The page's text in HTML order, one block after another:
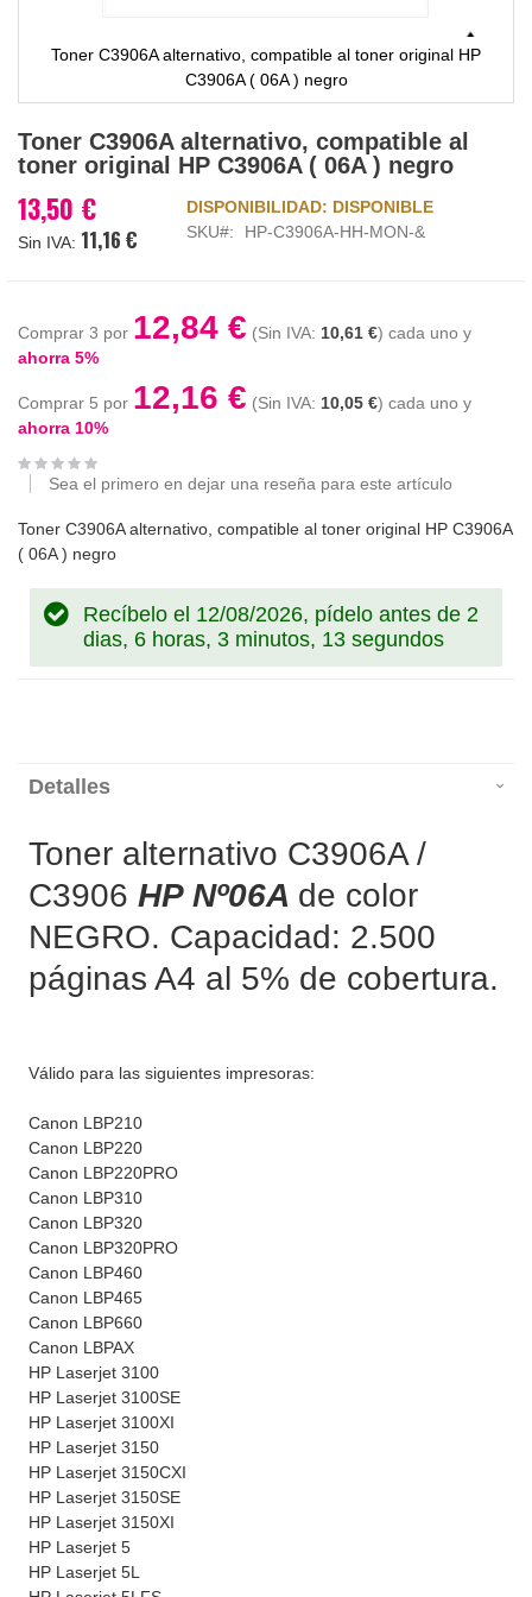
Toner C3906A alternativo, compatible al toner original HP
C3906A ( 06A ) negro
al
comienzo
la
galería
Toner C3906A alternativo, compatible al
toner original HP C3906A ( 06A ) negro
13,50 €
11,16 €
DISPONIBILIDAD: DISPONIBLE
SKU
HP-C3906A-HH-MON-&
Comprar 3 por 12,84 € 10,61 € cada uno y
ahorra 5%
Comprar 5 por 12,16 € 10,05 € cada uno y
ahorra 10%
Sea el primero en dejar una reseña para este artículo
Toner C3906A alternativo, compatible al toner original HP C3906A
( 06A ) negro
Recíbelo el 12/08/2026, pídelo antes de 2
dias, 6 horas, 3 minutos, 13 segundos
Detalles
Toner alternativo C3906A /
C3906 HP Nº06A de color
NEGRO. Capacidad: 2.500
páginas A4 al 5% de cobertura.
Válido para las siguientes impresoras:
Canon LBP210
Canon LBP220
Canon LBP220PRO
Canon LBP310
Canon LBP320
Canon LBP320PRO
Canon LBP460
Canon LBP465
Canon LBP660
Canon LBPAX
HP Laserjet 3100
HP Laserjet 3100SE
HP Laserjet 3100XI
HP Laserjet 3150
HP Laserjet 3150CXI
HP Laserjet 3150SE
HP Laserjet 3150XI
HP Laserjet 5
HP Laserjet 5L